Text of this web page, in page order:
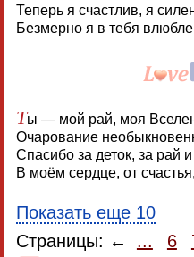
Теперь я счастлив, я
Безмерно я в тебя
Ты — мой рай, моя
Очарование
Спасибо за деток, за рай и
В моём сердце, от
Показать еще 10
Страницы: ←
... 6